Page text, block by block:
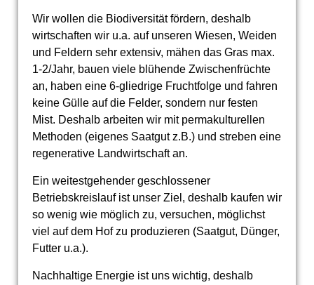
Wir wollen die Biodiversität fördern, deshalb
wirtschaften wir u.a. auf unseren Wiesen, Weiden
und Feldern sehr extensiv, mähen das Gras max.
1-2/Jahr, bauen viele blühende Zwischenfrüchte
an, haben eine 6-gliedrige Fruchtfolge und fahren
keine Gülle auf die Felder, sondern nur festen
Mist. Deshalb arbeiten wir mit permakulturellen
Methoden (eigenes Saatgut z.B.) und streben eine
regenerative Landwirtschaft an.
Ein weitestgehender geschlossener
Betriebskreislauf ist unser Ziel, deshalb kaufen wir
so wenig wie möglich zu, versuchen, möglichst
viel auf dem Hof zu produzieren (Saatgut, Dünger,
Futter u.a.).
Nachhaltige Energie ist uns wichtig, deshalb